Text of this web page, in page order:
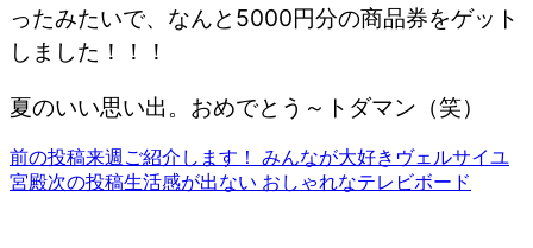
ったみたいで、なんと5000円分の商品券をゲット
しました！！！
夏のいい思い出。おめでとう～トダマン（笑）
投
前の投稿来週ご紹介します！ みんなが大好きヴェルサイユ
宮殿次の投稿生活感が出ない おしゃれなテレビボード